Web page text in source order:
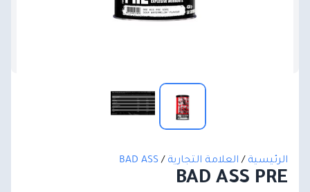
الرئيسية/العلامة التجارية/
BAD ASS
BAD ASS PRE